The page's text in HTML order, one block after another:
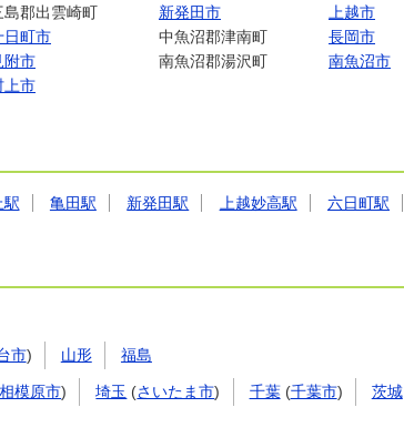
島郡出雲崎町 新発田市
上越市
日町市 中魚沼郡津南町
長岡市
附市 南魚沼郡湯沢町
南魚沼市
上市
駅 亀田駅 新発田駅 上越妙高駅 六日町駅
市) 山形 福島
相模原市) 埼玉 (さいたま市) 千葉(千葉市) 茨城